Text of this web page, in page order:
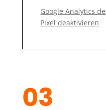
Google Analytics
Pixel deaktivieren